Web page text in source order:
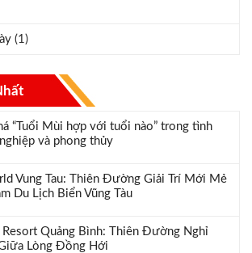
(1)
“Tuổi Mùi hợp với tuổi nào” trong tình
và phong thủy
Vung Tau: Thiên Đường Giải Trí Mới Mẻ
Du Lịch Biển Vũng Tàu
Resort Quảng Bình: Thiên Đường Nghỉ
Lòng Đồng Hới